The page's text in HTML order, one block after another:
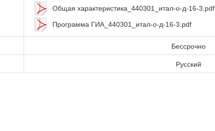
Общая характеристика_440301_итал-о-д-16-3.pdf
Программа ГИА_440301_итал-о-д-16-3.pdf
Бессрочно
Русский